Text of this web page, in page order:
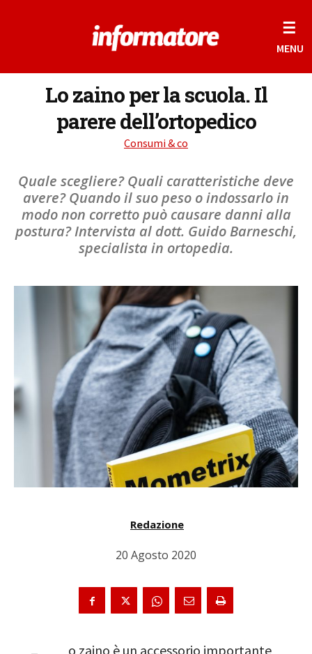
☰
MENU
Lo zaino per la scuola. Il
parere dell’ortopedico
Consumi & co
Quale scegliere? Quali caratteristiche deve
avere? Quando il suo peso o indossarlo in
modo non corretto può causare danni alla
postura? Intervista al dott. Guido Barneschi,
specialista in ortopedia.
Redazione
20 Agosto 2020
o zaino è un accessorio importante